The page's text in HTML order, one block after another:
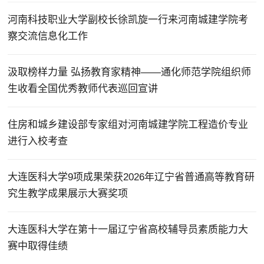
河南科技职业大学副校长徐凯旋一行来河南城建学院考
察交流信息化工作
汲取榜样力量 弘扬教育家精神——通化师范学院组织师
生收看全国优秀教师代表巡回宣讲
住房和城乡建设部专家组对河南城建学院工程造价专业
进行入校考查
大连医科大学9项成果荣获2026年辽宁省普通高等教育研
究生教学成果展示大赛奖项
大连医科大学在第十一届辽宁省高校辅导员素质能力大
赛中取得佳绩